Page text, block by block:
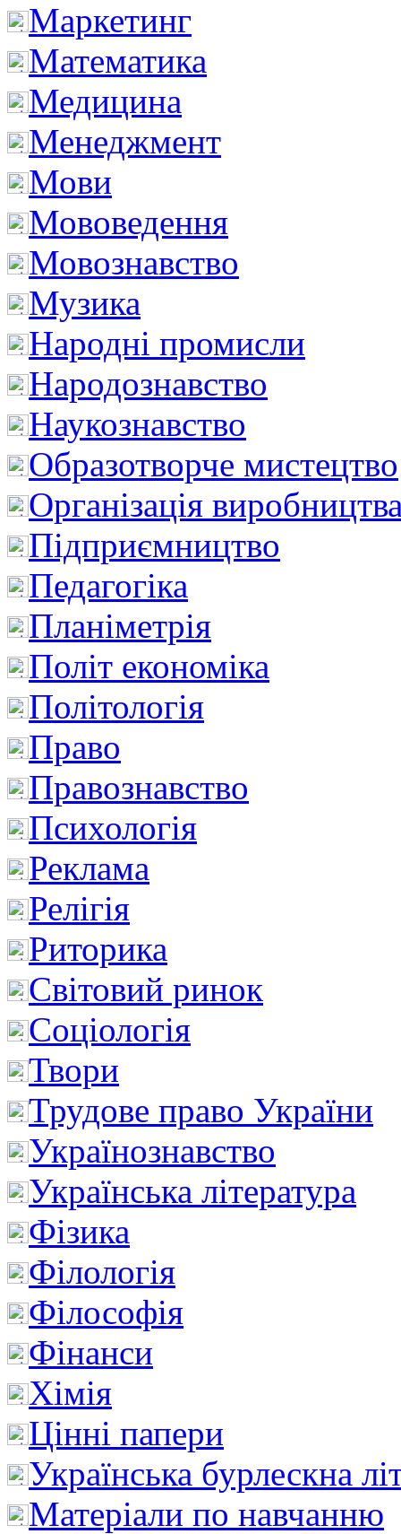
Маркетинг
Математика
Медицина
Менеджмент
Мови
Мововедення
Мовознавство
Музика
Народні промисли
Народознавство
Наукознавство
Образотворче мистецтво
Організація
Підприємництво
Педагогіка
Планіметрія
Політ економіка
Політологія
Право
Правознавство
Психологія
Реклама
Релігія
Риторика
Світовий ринок
Соціологія
Твори
Трудове право України
Українознавство
Українська література
Фізика
Філологія
Філософія
Фінанси
Хімія
Цінні папери
Українська бурлескна
Матеріали по навчанню